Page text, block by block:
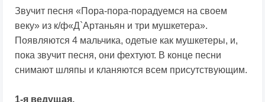
Звучит песня «Пора-пора-порадуемся на своем
веку» из к/ф«Д`Артаньян и три мушкетера».
Появляются 4 мальчика, одетые как мушкетеры, и,
пока звучит песня, они фехтуют. В конце песни
снимают шляпы и кланяются всем присутствующим.
1-я ведущая.